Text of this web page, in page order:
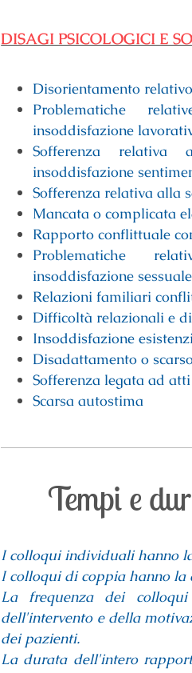
DISAGI PSICOLOGICI E
Disorientamento
Problematiche
insoddisfazione
Sofferenza
insoddisfazione
Sofferenza relativa alla
Mancata o complicata
Rapporto conflittuale
Problematiche
insoddisfazione sessuale
Relazioni familiari
Difficoltà relazionali e
Insoddisfazione
Disadattamento o
Sofferenza legata ad
Scarsa autostima
Tempi e
I colloqui individuali hanno
I colloqui di coppia hanno
La frequenza dei
dell'intervento e della
dei pazienti.
La durata dell'intero